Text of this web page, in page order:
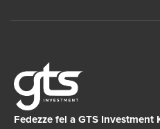
Fedezze fel a GTS